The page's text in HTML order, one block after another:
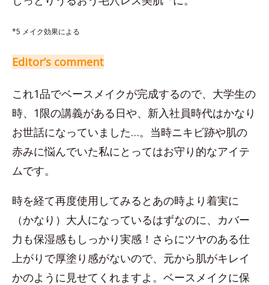
*5 メイク効果による
Editor’s comment
これ1品でベースメイクが完成するので、大学生の
時、1限の講義がある日や、新入社員時代はかなり
お世話になっていました…。当時ニキビ跡や肌の
赤みに悩んでいた私にとってはお守り的なアイテ
ムです。
時を経て再度使用してみるとあの時より着実に
（かなり）大人になっているはずなのに、カバー
力も保湿感もしっかり実感！さらにツヤのある仕
上がりで厚塗り感がないので、元から肌がキレイ
かのように見せてくれますよ。ベースメイクに保